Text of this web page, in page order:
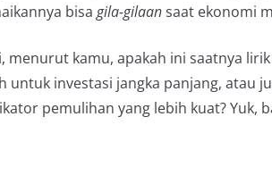
bisa gila-gilaansaat ekonomi
menurut kamu, apakah ini saatnya
untuk investasi jangka panjang, atau
pemulihan yang lebih kuat? Yuk,